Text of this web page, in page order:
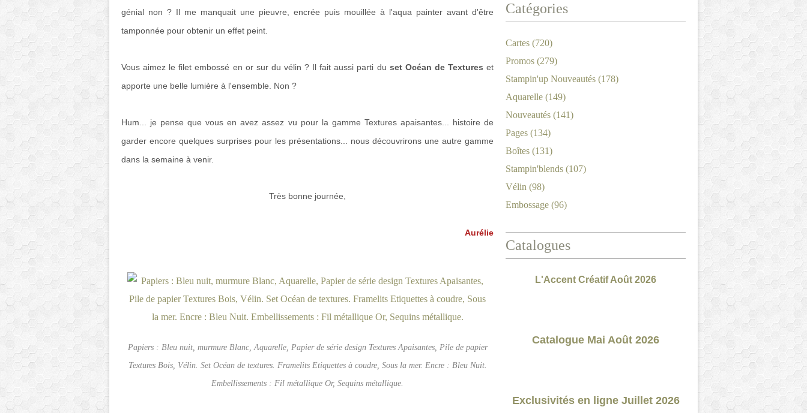
génial non ? Il me manquait une pieuvre, encrée puis mouillée à l'aqua painter avant d'être
tamponnée pour obtenir un effet peint.
Vous aimez le filet embossé en or sur du vélin ? Il fait aussi parti du set Océan de Textures et
apporte une belle lumière à l'ensemble. Non ?
Hum... je pense que vous en avez assez vu pour la gamme Textures apaisantes... histoire de
garder encore quelques surprises pour les présentations... nous découvrirons une autre gamme
dans la semaine à venir.
Très bonne journée,
Aurélie
Papiers : Bleu nuit, murmure Blanc, Aquarelle, Papier de série design Textures Apaisantes, Pile de papier
Textures Bois, Vélin. Set Océan de textures. Framelits Etiquettes à coudre, Sous la mer. Encre : Bleu Nuit.
Embellissements : Fil métallique Or, Sequins métallique.
Catégories
Cartes (720)
Promos (279)
Stampin'up Nouveautés (178)
Aquarelle (149)
Nouveautés (141)
Pages (134)
Boîtes (131)
Stampin'blends (107)
Vélin (98)
Embossage (96)
Catalogues
L'Accent Créatif Août 2026
Catalogue Mai Août 2026
Exclusivités en ligne Juillet 2026